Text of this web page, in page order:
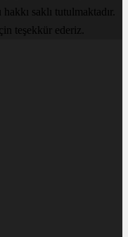
saklı tutulmaktadır.
teşekkür ederiz.